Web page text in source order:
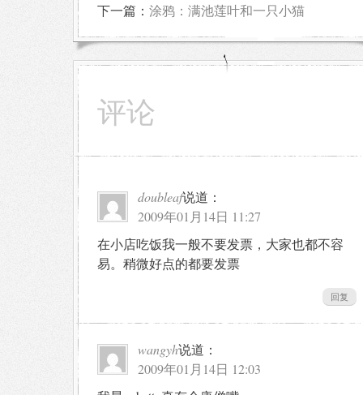
下一篇： 涂鸦：满池莲叶和一只小猫
评论
doubleaf说道：
2009年01月14日 11:27
在小店吃饭我一般不要发票，大家也都不容
易。稍微好点的都要发票
回复
wangyh说道：
2009年01月14日 12:03